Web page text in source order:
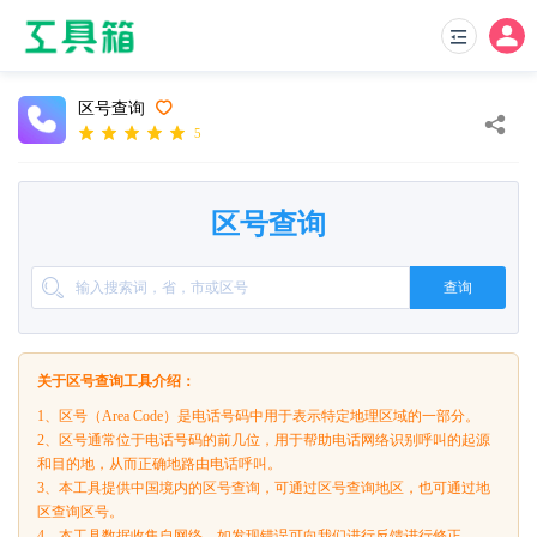
区号查询
5
区号查询
查询
关于区号查询工具介绍：
1、区号（Area Code）是电话号码中用于表示特定地理区域的一部分。
2、区号通常位于电话号码的前几位，用于帮助电话网络识别呼叫的起源
和目的地，从而正确地路由电话呼叫。
3、本工具提供中国境内的区号查询，可通过区号查询地区，也可通过地
区查询区号。